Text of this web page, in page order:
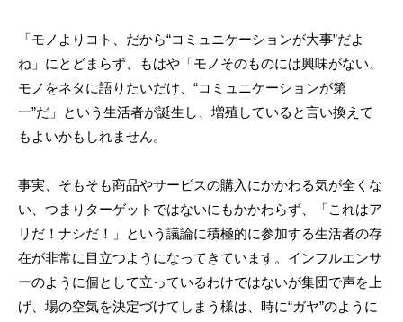
「モノよりコト、だから“コミュニケーションが大事”だよ
ね」にとどまらず、もはや「モノそのものには興味がない、
モノをネタに語りたいだけ、“コミュニケーションが第
一”だ」という生活者が誕生し、増殖していると言い換えて
もよいかもしれません。
事実、そもそも商品やサービスの購入にかかわる気が全くな
い、つまりターゲットではないにもかかわらず、「これはア
リだ！ナシだ！」という議論に積極的に参加する生活者の存
在が非常に目立つようになってきています。インフルエンサ
ーのように個として立っているわけではないが集団で声を上
げ、場の空気を決定づけてしまう様は、時に“ガヤ”のように